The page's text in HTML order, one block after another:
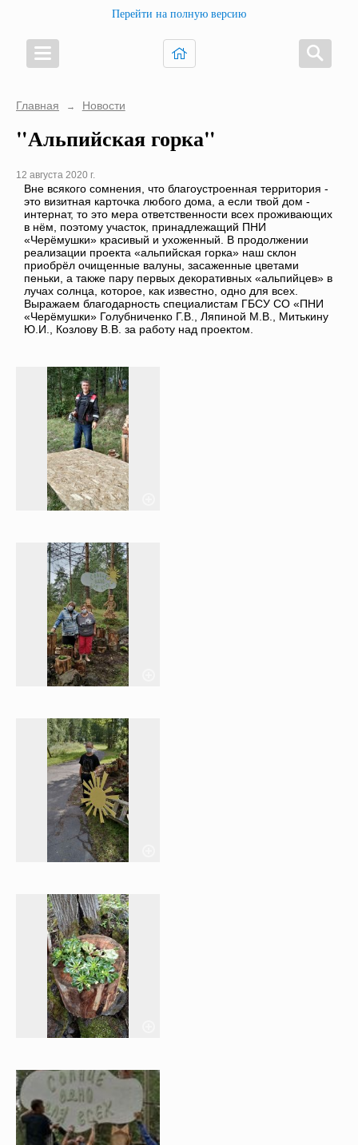
Перейти на полную версию
Главная → Новости
"Альпийская горка"
12 августа 2020 г.
Вне всякого сомнения, что благоустроенная территория -
это визитная карточка любого дома, а если твой дом -
интернат, то это мера ответственности всех проживающих
в нём, поэтому участок, принадлежащий ПНИ
«Черёмушки» красивый и ухоженный. В продолжении
реализации проекта «альпийская горка» наш склон
приобрёл очищенные валуны, засаженные цветами
пеньки, а также пару первых декоративных «альпийцев» в
лучах солнца, которое, как известно, одно для всех.
Выражаем благодарность специалистам ГБСУ СО «ПНИ
«Черёмушки» Голубниченко Г.В., Ляпиной М.В., Митькину
Ю.И., Козлову В.В. за работу над проектом.